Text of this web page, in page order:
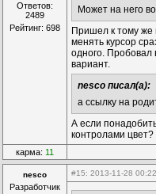
Ответов:
2489
Рейтинг: 698
Может на него
Пришел к тому же
менять курсор
одного. Пробовал
вариант.
nesco писал(а):
а ссылку на
А если
контролами
карма: 11
nesco
Разработчик
#15: 2013-11-28